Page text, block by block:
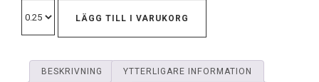
LÄGG TILL I VARUKORG
BESKRIVNING
YTTERLIGARE INFORMATION